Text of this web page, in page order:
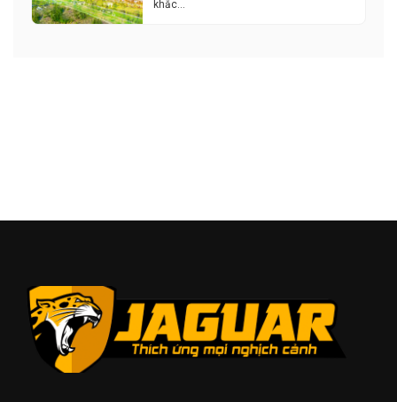
khắc…